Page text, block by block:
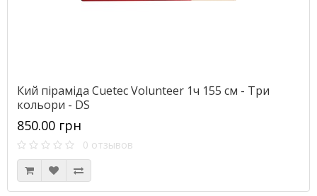
Кий піраміда Cuetec Volunteer 1ч 155 см - Три
кольори - DS
850.00 грн
0 отзывов